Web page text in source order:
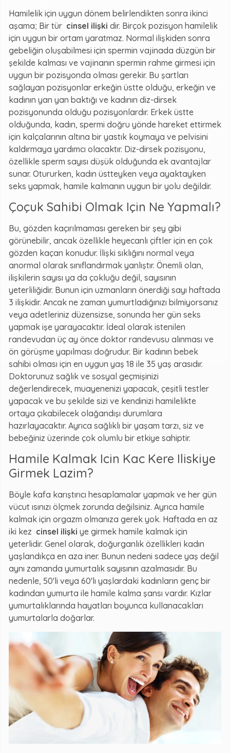
Hamilelik için uygun dönem belirlendikten sonra ikinci
aşama; Bir tür cinsel ilişki dir. Birçok pozisyon hamilelik
için uygun bir ortam yaratmaz. Normal ilişkiden sonra
gebeliğin oluşabilmesi için spermin vajinada düzgün bir
şekilde kalması ve vajinanın spermin rahme girmesi için
uygun bir pozisyonda olması gerekir. Bu şartları
sağlayan pozisyonlar erkeğin üstte olduğu, erkeğin ve
kadının yan yan baktığı ve kadının diz-dirsek
pozisyonunda olduğu pozisyonlardır. Erkek üstte
olduğunda, kadın, spermi doğru yönde hareket ettirmek
için kalçalarının altına bir yastık koymaya ve pelvisini
kaldırmaya yardımcı olacaktır. Diz-dirsek pozisyonu,
özellikle sperm sayısı düşük olduğunda ek avantajlar
sunar. Otururken, kadın üstteyken veya ayaktayken
seks yapmak, hamile kalmanın uygun bir yolu değildir.
Çoçuk Sahibi Olmak Için Ne Yapmalı?
Bu, gözden kaçırılmaması gereken bir şey gibi
görünebilir, ancak özellikle heyecanlı çiftler için en çok
gözden kaçan konudur. İlişki sıklığını normal veya
anormal olarak sınıflandırmak yanlıştır. Önemli olan,
ilişkilerin sayısı ya da çokluğu değil, sayısının
yeterliliğidir. Bunun için uzmanların önerdiği sayı haftada
3 ilişkidir. Ancak ne zaman yumurtladığınızı bilmiyorsanız
veya adetleriniz düzensizse, sonunda her gün seks
yapmak işe yarayacaktır. İdeal olarak istenilen
randevudan üç ay önce doktor randevusu alınması ve
ön görüşme yapılması doğrudur. Bir kadının bebek
sahibi olması için en uygun yaş 18 ile 35 yaş arasıdır.
Doktorunuz sağlık ve sosyal geçmişinizi
değerlendirecek, muayenenizi yapacak, çeşitli testler
yapacak ve bu şekilde sizi ve kendinizi hamilelikte
ortaya çıkabilecek olağandışı durumlara
hazırlayacaktır. Ayrıca sağlıklı bir yaşam tarzı, siz ve
bebeğiniz üzerinde çok olumlu bir etkiye sahiptir.
Hamile Kalmak Icin Kac Kere Iliskiye
Girmek Lazim?
Böyle kafa karıştırıcı hesaplamalar yapmak ve her gün
vücut ısınızı ölçmek zorunda değilsiniz. Ayrıca hamile
kalmak için orgazm olmanıza gerek yok. Haftada en az
iki kez cinsel ilişki ye girmek hamile kalmak için
yeterlidir. Genel olarak, doğurganlık özellikleri kadın
yaşlandıkça en aza iner. Bunun nedeni sadece yaş değil
aynı zamanda yumurtalık sayısının azalmasıdır. Bu
nedenle, 50'li veya 60'lı yaşlardaki kadınların genç bir
kadından yumurta ile hamile kalma şansı vardır. Kızlar
yumurtalıklarında hayatları boyunca kullanacakları
yumurtalarla doğarlar.